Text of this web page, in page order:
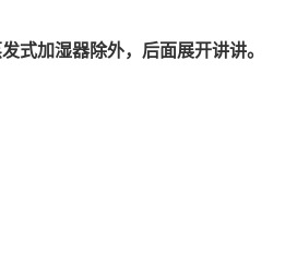
式加湿器除外，后面展开讲讲。